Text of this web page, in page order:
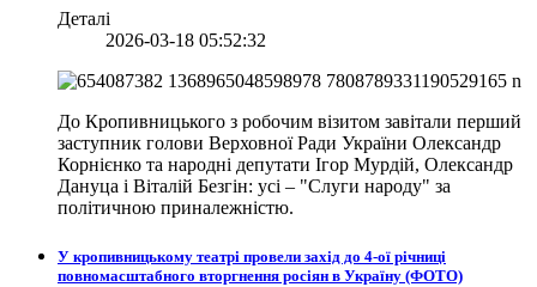
Деталі
2026-03-18 05:52:32
До Кропивницького з робочим візитом завітали перший
заступник голови Верховної Ради України Олександр
Корнієнко та народні депутати Ігор Мурдій, Олександр
Дануца і Віталій Безгін: усі – "Слуги народу" за
політичною приналежністю.
У кропивницькому театрі провели захід до 4-ої річниці
повномасштабного вторгнення росіян в Україну (ФОТО)